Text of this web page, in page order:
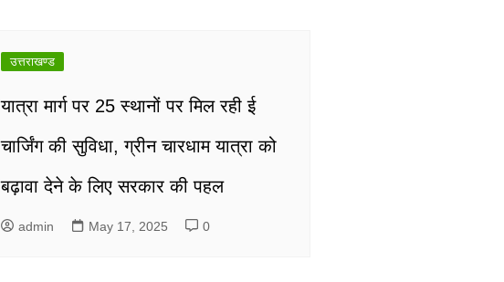
उत्तराखण्ड
यात्रा मार्ग पर 25 स्थानों पर मिल रही ई
चार्जिंग की सुविधा, ग्रीन चारधाम यात्रा को
बढ़ावा देने के लिए सरकार की पहल
admin May 17, 2025 0